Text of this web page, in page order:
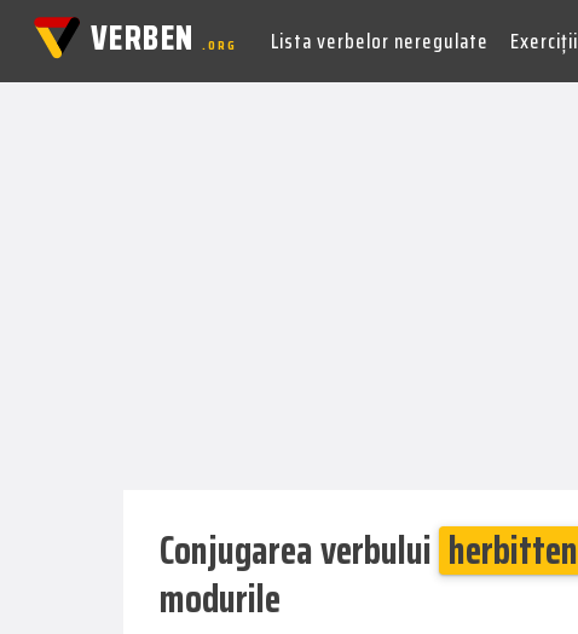
VERBEN.ORG Lista verbelor neregulate Exerciții
Conjugarea verbului herbitten
modurile